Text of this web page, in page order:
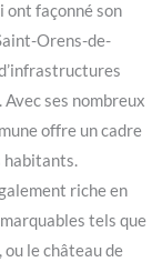
ont façonné son
Orens-de-
ses nombreux
offre un cadre
habitants.
riche en
tels que
ou le château de